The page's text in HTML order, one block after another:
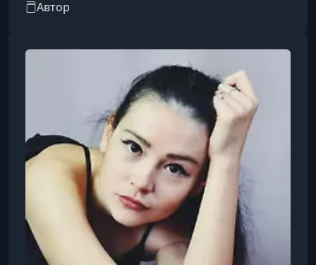
этой стране к еде относятся не просто как к
подачи, вкусовые наслаждения и сам процесс
приготовления.Мы хотим научить вас, как
легко любое блюдо превратить в
произведение кулинарного искусства и
удивить своих близких.Больше не придется
идти з
Автор